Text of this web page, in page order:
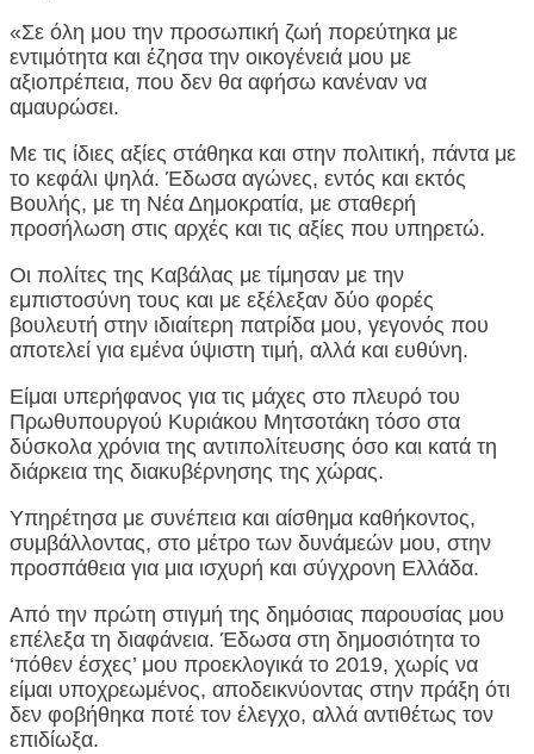
«Σε όλη μου την προσωπική ζωή πορεύτηκα με
εντιμότητα και έζησα την οικογένειά μου με
αξιοπρέπεια, που δεν θα αφήσω κανέναν να
αμαυρώσει.
Με τις ίδιες αξίες στάθηκα και στην πολιτική, πάντα με
το κεφάλι ψηλά. Έδωσα αγώνες, εντός και εκτός
Βουλής, με τη Νέα Δημοκρατία, με σταθερή
προσήλωση στις αρχές και τις αξίες που υπηρετώ.
Οι πολίτες της Καβάλας με τίμησαν με την
εμπιστοσύνη τους και με εξέλεξαν δύο φορές
βουλευτή στην ιδιαίτερη πατρίδα μου, γεγονός που
αποτελεί για εμένα ύψιστη τιμή, αλλά και ευθύνη.
Είμαι υπερήφανος για τις μάχες στο πλευρό του
Πρωθυπουργού Κυριάκου Μητσοτάκη τόσο στα
δύσκολα χρόνια της αντιπολίτευσης όσο και κατά τη
διάρκεια της διακυβέρνησης της χώρας.
Υπηρέτησα με συνέπεια και αίσθημα καθήκοντος,
συμβάλλοντας, στο μέτρο των δυνάμεών μου, στην
προσπάθεια για μια ισχυρή και σύγχρονη Ελλάδα.
Από την πρώτη στιγμή της δημόσιας παρουσίας μου
επέλεξα τη διαφάνεια. Έδωσα στη δημοσιότητα το
‘πόθεν έσχες’ μου προεκλογικά το 2019, χωρίς να
είμαι υποχρεωμένος, αποδεικνύοντας στην πράξη ότι
δεν φοβήθηκα ποτέ τον έλεγχο, αλλά αντιθέτως τον
επιδίωξα.